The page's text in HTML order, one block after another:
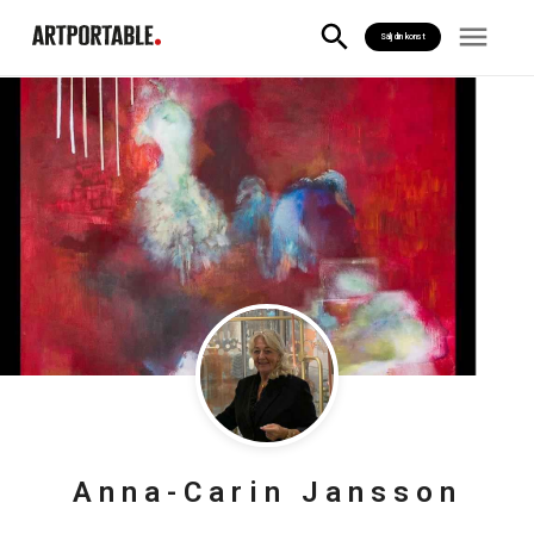
Sälj din konst
Anna-Carin Jansson